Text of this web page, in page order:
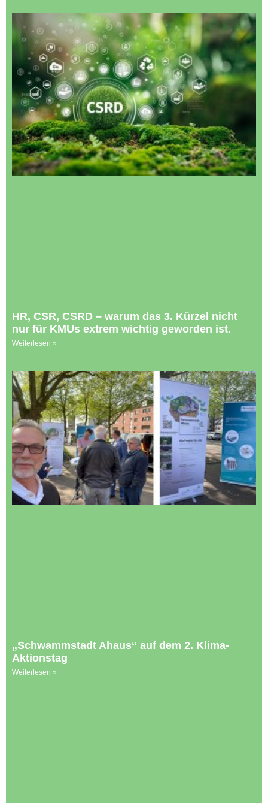
HR, CSR, CSRD – warum das 3. Kürzel nicht
nur für KMUs extrem wichtig geworden ist.
Weiterlesen »
„Schwammstadt Ahaus“ auf dem 2. Klima-
Aktionstag
Weiterlesen »